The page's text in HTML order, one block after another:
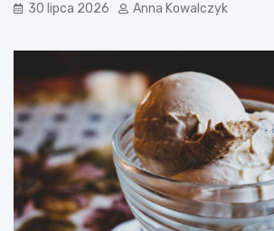
30 lipca 2026 Anna Kowalczyk